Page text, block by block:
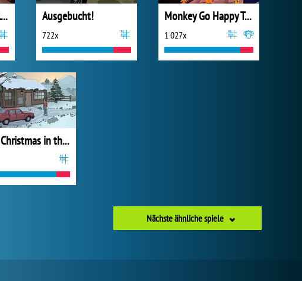
Monkey Go Happy Leprechauns Ausgebucht!
722x
Monkey Go Happy Talisman
1 027x
Last Christmas in the Cabin
Nächste ähnliche spiele